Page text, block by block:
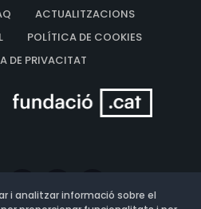
ACTUALITZACIONS
POLÍTICA DE COOKIES
DE PRIVACITAT
i analitzar informació sobre el